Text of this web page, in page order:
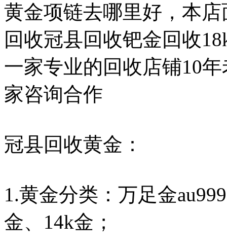
黄金项链去哪里好，本
回收冠县回收钯金回收
一家专业的回收店铺10
家咨询合作
冠县回收黄金：
1.黄金分类：万足金
金、14k金；